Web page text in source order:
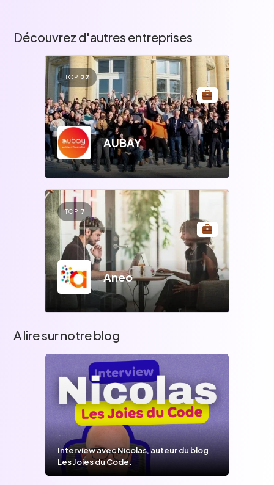
Découvrez d'autres entreprises
TOP 22
AUBAY
TOP 7
Aneo
A lire sur notre blog
Interview avec Nicolas, auteur du blog
Les Joies du Code.